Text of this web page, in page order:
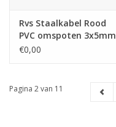
Rvs Staalkabel Rood
PVC omspoten 3x5mm
7x7, 1000 mtr.
€0,00
Pagina 2 van 11